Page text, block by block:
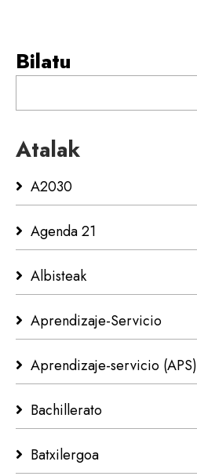
Bilatu
Atalak
A2030
Agenda 21
Albisteak
Aprendizaje-Servicio
Aprendizaje-servicio (APS)
Bachillerato
Batxilergoa